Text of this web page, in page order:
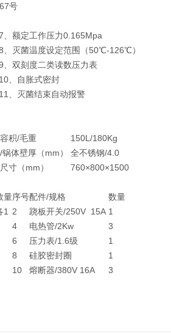
号
、额定工作压力0.165Mpa
、灭菌温度设定范围（50℃-126℃）
、双刻度二类读数压力表
10、自胀式密封
11、灭菌结束自动报警
积/毛重
150L/180Kg
锅体壁厚（mm） 全不锈钢/4.0
寸（mm）
760×800×1500
量序号配件/规格
数量
1 2 跷板开关/250V 15A 1
4 电热管/2Kw
3
6 压力表/1.6级
1
8 硅胶密封圈
1
10 熔断器/380V 16A
3